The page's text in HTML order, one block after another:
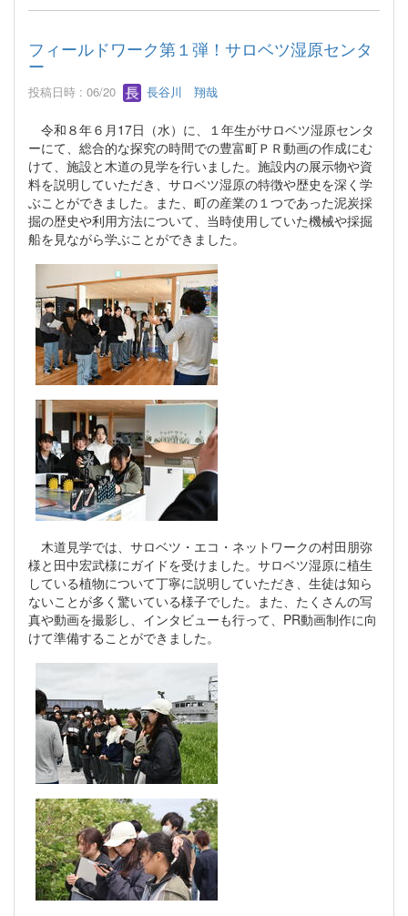
フィールドワーク第１弾！サロベツ湿原センタ
ー
投稿日時 : 06/20 長谷川 翔哉
令和８年６月17日（水）に、１年生がサロベツ湿原センタ
ーにて、総合的な探究の時間での豊富町ＰＲ動画の作成にむ
けて、施設と木道の見学を行いました。施設内の展示物や資
料を説明していただき、サロベツ湿原の特徴や歴史を深く学
ぶことができました。また、町の産業の１つであった泥炭採
掘の歴史や利用方法について、当時使用していた機械や採掘
船を見ながら学ぶことができました。
木道見学では、サロベツ・エコ・ネットワークの村田朋弥
様と田中宏武様にガイドを受けました。サロベツ湿原に植生
している植物について丁寧に説明していただき、生徒は知ら
ないことが多く驚いている様子でした。また、たくさんの写
真や動画を撮影し、インタビューも行って、PR動画制作に向
けて準備することができました。